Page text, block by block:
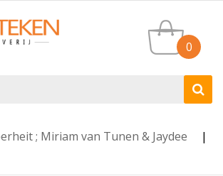
0
; Miriam van Tunen & Jaydee
|